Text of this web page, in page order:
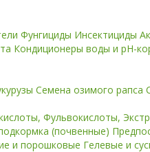
Фунгициды Инсектициды
Кондиционеры воды и pH-
Семена озимого рапса
Фульвокислоты,
(почвенные)
и порошковые Гелевые и